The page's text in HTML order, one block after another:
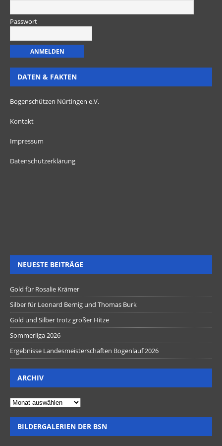
Passwort
DATEN & FAKTEN
Bogenschützen Nürtingen e.V.
Kontakt
Impressum
Datenschutzerklärung
NEUESTE BEITRÄGE
Gold für Rosalie Krämer
Silber für Leonard Bernig und Thomas Burk
Gold und Silber trotz großer Hitze
Sommerliga 2026
Ergebnisse Landesmeisterschaften Bogenlauf 2026
ARCHIV
BILDERGALERIEN DER BSN